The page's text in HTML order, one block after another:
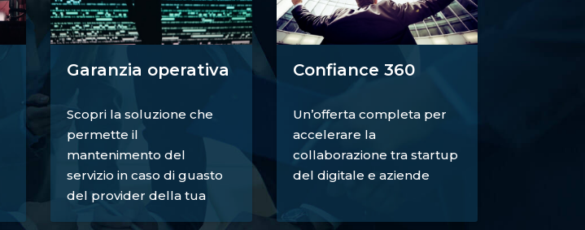
Garanzia operativa
Scopri la soluzione che
permette il
mantenimento del
servizio in caso di guasto
del provider della tua
Confiance 360
Un’offerta completa per
accelerare la
collaborazione tra startup
del digitale e aziende